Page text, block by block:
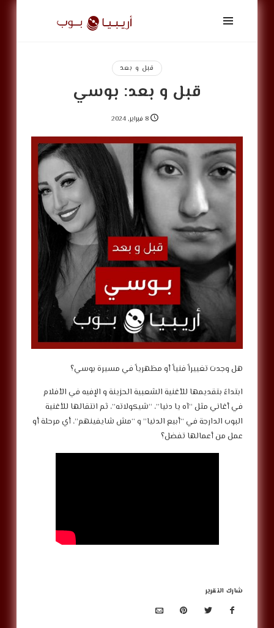
أريبيا
بوب
ArabiaPopقبل و بعد
قبل و بعد: بوسي
8 فبراير, 2024
هل وجدت تغييراً فنياً أو مظهرياً في مسيرة بوسي؟
ابتداءً بتقديمها للأغنية الشعبية الحزينة و الإفيه في الأفلام
في أغاني مثل “آه يا دنيا”، “شيكولاته”، ثم انتقالها للأغنية
البوب الدارجة في “أبيع الدنيا” و “مش شايفينهم”، أي مرحلة أو
عمل من أعمالها تفضل؟
شارك التقرير